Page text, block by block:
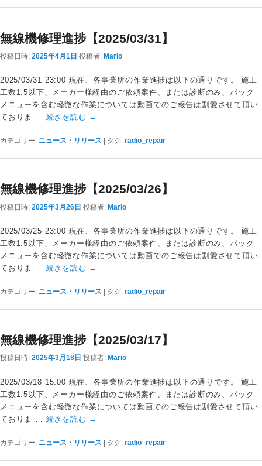
無線機修理進捗【2025/03/31】
投稿日時: 2025年4月1日 投稿者: Mario
2025/03/31 23:00 現在、各事業所の作業進捗は以下の通りです。 施工
工数1.5以下、メーカー様経由のご依頼案件、または診断のみ、パック
メニューを含む軽微な作業については動画でのご報告は割愛させて頂い
ておりま … 続きを読む →
カテゴリー: ニュース・リリース タグ: radio_repair
無線機修理進捗【2025/03/26】
投稿日時: 2025年3月26日 投稿者: Mario
2025/03/25 23:00 現在、各事業所の作業進捗は以下の通りです。 施工
工数1.5以下、メーカー様経由のご依頼案件、または診断のみ、パック
メニューを含む軽微な作業については動画でのご報告は割愛させて頂い
ておりま … 続きを読む →
カテゴリー: ニュース・リリース タグ: radio_repair
無線機修理進捗【2025/03/17】
投稿日時: 2025年3月18日 投稿者: Mario
2025/03/18 15:00 現在、各事業所の作業進捗は以下の通りです。 施工
工数1.5以下、メーカー様経由のご依頼案件、または診断のみ、パック
メニューを含む軽微な作業については動画でのご報告は割愛させて頂い
ておりま … 続きを読む →
カテゴリー: ニュース・リリース | タグ: radio_repair